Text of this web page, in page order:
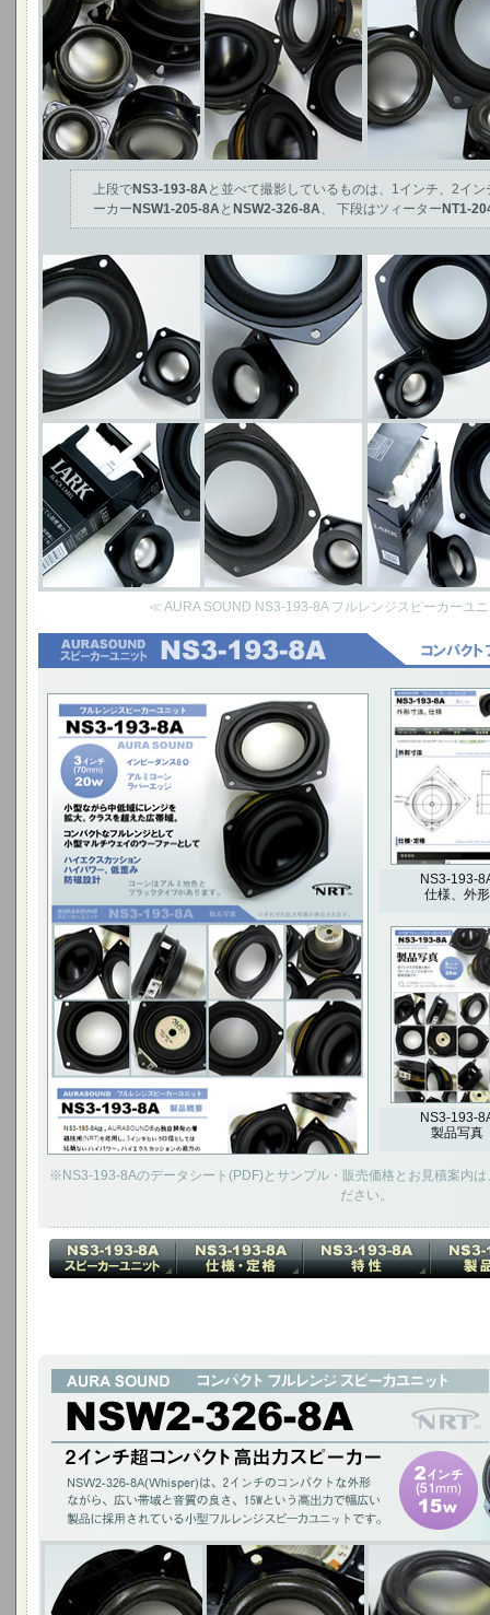
上段でNS3-193-8Aと並べて撮影しているものは、1インチ、2イ
ーカー NSW1-205-8Aと NSW2-326-8A、 下段はツィーター NT1-
≪ AURA SOUND NS3-193-8A フルレンジスピーカーユ
小型ながら中低域にレンジを拡大、クラスを超え
た広帯域。
コンパクトなフルレンジとして小型マルチウェイ
のウーファーとして
ハイエクスカッション ハイパワー、低歪み 防磁設
3インチ(70mm) 20W
NS3-193-
仕様、外形
NS3-193-
製品写真
※NS3-193-8Aのデータシート(PDF)とサンプル・販売価格とお見積案内
ださい。
2インチ超コンパクト 高出力スピーカー
NSW2-326-8A(Whisper)は、2インチのコンパクトな外形ながら、広い帯域
幅広い製品に採用されている小型フルレンジスピーカユニットです。
2インチ(51mm)15W / チタニウムコーン